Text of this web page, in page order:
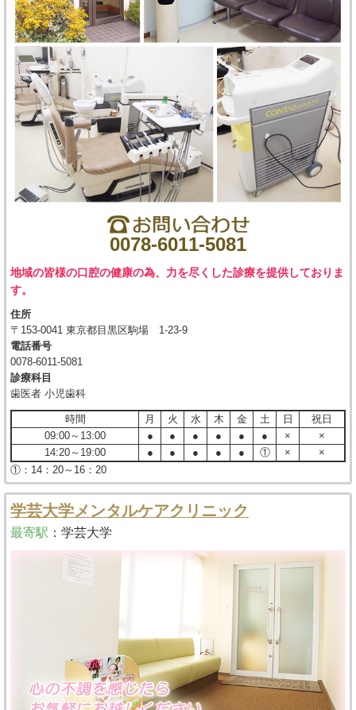
0078-6011-5081
地域の皆様の口腔の健康の為、力を尽くした診療を提供しておりま
す。
住所
〒153-0041 東京都目黒区駒場 1-23-9
電話番号
0078-6011-5081
診療科目
歯医者 小児歯科
時間 月 火 水 木 金 土 日
祝日
09:00～13:00
● ● ● ● ● ● ×
×
14:20～19:00
● ● ● ● ● ① ×
×
①：14：20～16：20
学芸大学メンタルケアクリニック
最寄駅 ： 学芸大学